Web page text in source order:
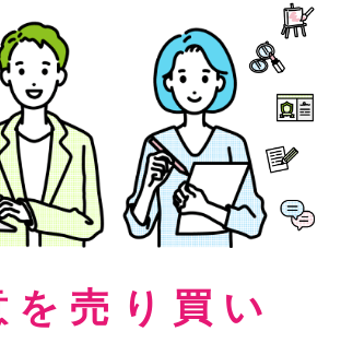
を売り買い